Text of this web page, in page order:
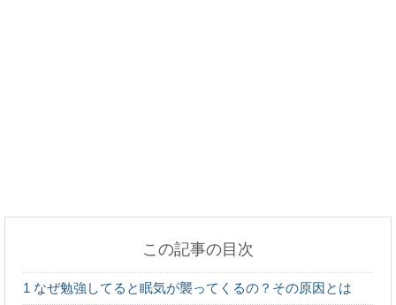
犬に皮下点滴することで得られる効果とは？徹底解
説！
この記事の目次
1 なぜ勉強してると眠気が襲ってくるの？その原因とは